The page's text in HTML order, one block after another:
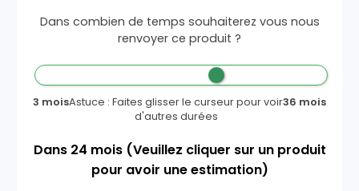
Dans combien de temps souhaiterez vous nous
renvoyer ce produit ?
3 moisAstuce : Faites glisser le curseur pour voir
d'autres durées
36 mois
Dans 24 mois (Veuillez cliquer sur un produit
pour avoir une estimation)